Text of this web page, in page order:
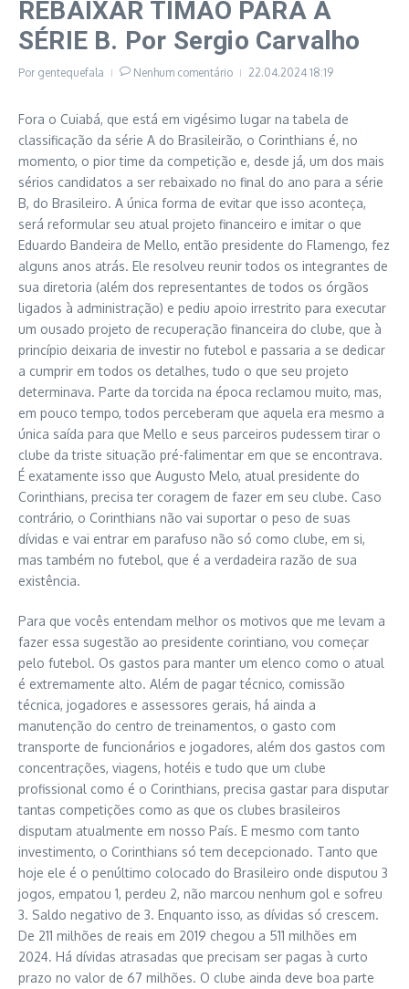
REBAIXAR TIMÃO PARA A
SÉRIE B. Por Sergio Carvalho
Por gentequefala Nenhum comentário 22.04.2024 18:19
Fora o Cuiabá, que está em vigésimo lugar na tabela de
classificação da série A do Brasileirão, o Corinthians é, no
momento, o pior time da competição e, desde já, um dos mais
sérios candidatos a ser rebaixado no final do ano para a série
B, do Brasileiro. A única forma de evitar que isso aconteça,
será reformular seu atual projeto financeiro e imitar o que
Eduardo Bandeira de Mello, então presidente do Flamengo, fez
alguns anos atrás. Ele resolveu reunir todos os integrantes de
sua diretoria (além dos representantes de todos os órgãos
ligados à administração) e pediu apoio irrestrito para executar
um ousado projeto de recuperação financeira do clube, que à
princípio deixaria de investir no futebol e passaria a se dedicar
a cumprir em todos os detalhes, tudo o que seu projeto
determinava. Parte da torcida na época reclamou muito, mas,
em pouco tempo, todos perceberam que aquela era mesmo a
única saída para que Mello e seus parceiros pudessem tirar o
clube da triste situação pré-falimentar em que se encontrava.
É exatamente isso que Augusto Melo, atual presidente do
Corinthians, precisa ter coragem de fazer em seu clube. Caso
contrário, o Corinthians não vai suportar o peso de suas
dívidas e vai entrar em parafuso não só como clube, em si,
mas também no futebol, que é a verdadeira razão de sua
existência.
Para que vocês entendam melhor os motivos que me levam a
fazer essa sugestão ao presidente corintiano, vou começar
pelo futebol. Os gastos para manter um elenco como o atual
é extremamente alto. Além de pagar técnico, comissão
técnica, jogadores e assessores gerais, há ainda a
manutenção do centro de treinamentos, o gasto com
transporte de funcionários e jogadores, além dos gastos com
concentrações, viagens, hotéis e tudo que um clube
profissional como é o Corinthians, precisa gastar para disputar
tantas competições como as que os clubes brasileiros
disputam atualmente em nosso País. E mesmo com tanto
investimento, o Corinthians só tem decepcionado. Tanto que
hoje ele é o penúltimo colocado do Brasileiro onde disputou 3
jogos, empatou 1, perdeu 2, não marcou nenhum gol e sofreu
3. Saldo negativo de 3. Enquanto isso, as dívidas só crescem.
De 211 milhões de reais em 2019 chegou a 511 milhões em
2024. Há dívidas atrasadas que precisam ser pagas à curto
prazo no valor de 67 milhões. O clube ainda deve boa parte